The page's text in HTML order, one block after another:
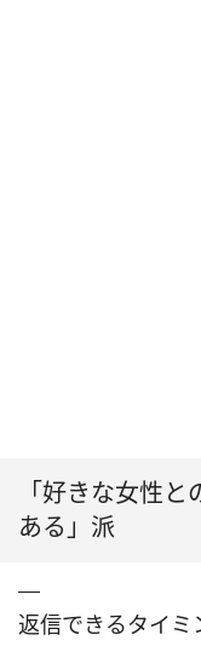
「好きな女性
ある」派
返信できるタイ